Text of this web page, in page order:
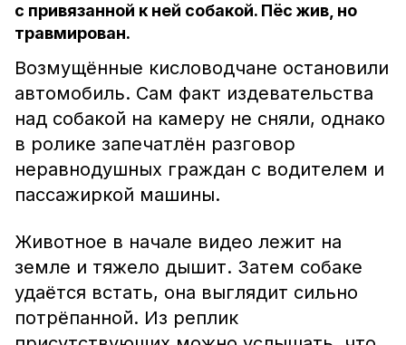
с привязанной к ней собакой. Пёс жив, но
травмирован.
Возмущённые кисловодчане остановили
автомобиль. Сам факт издевательства
над собакой на камеру не сняли, однако
в ролике запечатлён разговор
неравнодушных граждан с водителем и
пассажиркой машины.
Животное в начале видео лежит на
земле и тяжело дышит. Затем собаке
удаётся встать, она выглядит сильно
потрёпанной. Из реплик